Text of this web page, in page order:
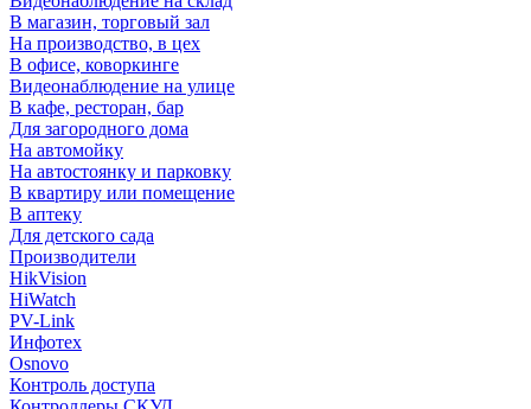
В магазин, торговый зал
На производство, в цех
В офисе, коворкинге
Видеонаблюдение на улице
В кафе, ресторан, бар
Для загородного дома
На автомойку
На автостоянку и парковку
В квартиру или помещение
В аптеку
Для детского сада
Производители
HikVision
HiWatch
PV-Link
Инфотех
Osnovo
Контроль доступа